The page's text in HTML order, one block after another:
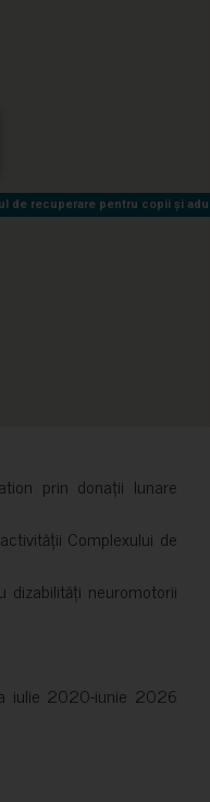
de recuperare pentru copii și
de recuperare pentru copii și
prin donații lunare
Complexului de
neuromotorii
iulie 2020-iunie 2026